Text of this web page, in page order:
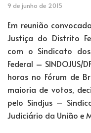
9 de junho de 2015
Em reunião
Justiça do Distrito
com o Sindicato
Federal – SINDOJUS/
horas no Fórum de
maioria de votos,
pelo Sindjus –
Judiciário da União e